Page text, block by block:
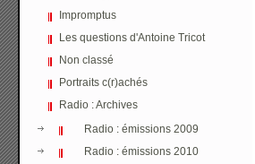
Impromptus
Les questions d'Antoine Tricot
Non classé
Portraits c(r)achés
Radio : Archives
Radio : émissions 2009
Radio : émissions 2010